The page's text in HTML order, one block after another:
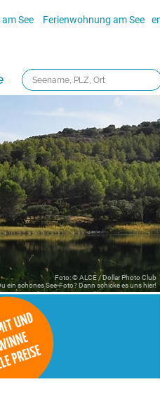
See Ferienwohnung am See
Foto: © ALCE / Dollar Photo Club
ein schönes See-Foto? Dann schicke es uns hier!